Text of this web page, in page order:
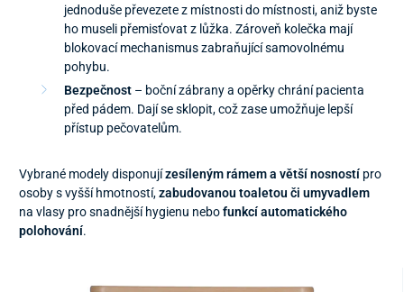
jednoduše převezete z místnosti do místnosti, aniž byste
ho museli přemisťovat z lůžka. Zároveň kolečka mají
blokovací mechanismus zabraňující samovolnému
pohybu.
Bezpečnost– boční zábrany a opěrky chrání pacienta
před pádem. Dají se sklopit, což zase umožňuje lepší
přístup pečovatelům.
Vybrané modely disponujízesíleným rámem a větší nosností pro
osoby s vyšší hmotností,zabudovanou toaletou či umyvadlem
na vlasy pro snadnější hygienu nebofunkcí automatického
polohování.